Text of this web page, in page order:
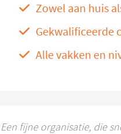
Zowel aan huis
Gekwalificeerde
Alle vakken en
Een fijne organisatie, die